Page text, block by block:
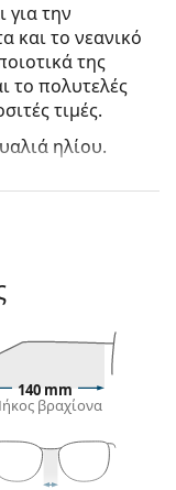
για την
και το νεανικό
της
το πολυτελές
τιμές.
ηλίου.
απόλυτα
αντοχή και
140 mm
βραχίονα